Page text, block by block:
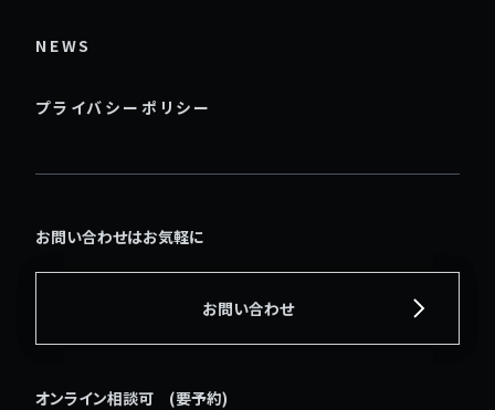
NEWS
プライバシーポリシー
お問い合わせはお気軽に
お問い合わせ
オンライン相談可 (要予約)